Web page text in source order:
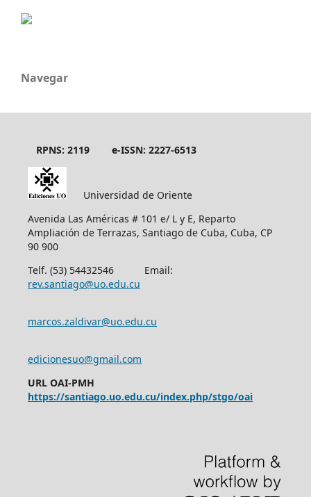
Navegar
RPNS: 2119 e-ISSN: 2227-6513
Universidad de Oriente
Avenida Las Américas # 101 e/ L y E, Reparto
Ampliación de Terrazas, Santiago de Cuba, Cuba, CP
90 900
Telf. (53) 54432546 Email:
rev.santiago@uo.edu.cu
marcos.zaldivar@uo.edu.cu
edicionesuo@gmail.com
URL OAI-PMH
https://santiago.uo.edu.cu/index.php/stgo/oai